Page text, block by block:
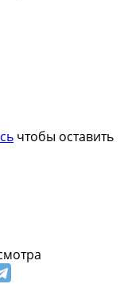
чтобы оставить